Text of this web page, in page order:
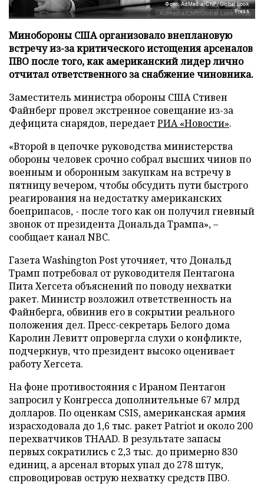
Фото: AdMedia/CNP/Global Look
Press
Минобороны США организовало внеплановую
встречу из-за критического истощения арсеналов
ПВО после того, как американский лидер лично
отчитал ответственного за снабжение чиновника.
Заместитель министра обороны США Стивен
Файнберг провел экстренное совещание из-за
дефицита снарядов, передаетРИА «Новости».
«Второй в цепочке руководства министерства
обороны человек срочно собрал высших чинов по
военным и оборонным закупкам на встречу в
пятницу вечером, чтобы обсудить пути быстрого
реагирования на недостатку американских
боеприпасов, - после того как он получил гневный
звонок от президента Дональда Трампа», –
сообщает канал NBC.
Газета Washington Post уточняет, что Дональд
Трамп потребовал от руководителя Пентагона
Пита Хегсета объяснений по поводу нехватки
ракет. Министр возложил ответственность на
Файнберга, обвинив его в сокрытии реального
положения дел. Пресс-секретарь Белого дома
Каролин Левитт опровергла слухи о конфликте,
подчеркнув, что президент высоко оценивает
работу Хегсета.
На фоне противостояния с Ираном Пентагон
запросил у Конгресса дополнительные 67 млрд
долларов. По оценкам CSIS, американская армия
израсходовала до 1,6 тыс. ракет Patriot и около 200
перехватчиков THAAD. В результате запасы
первых сократились с 2,3 тыс. до примерно 830
единиц, а арсенал вторых упал до 278 штук,
спровоцировав острую нехватку средств ПВО.